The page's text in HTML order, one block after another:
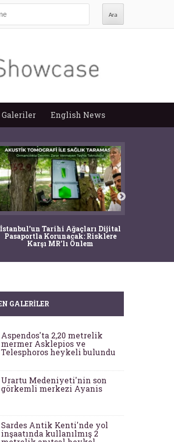
Galeriler English News
İstanbul'un Tarihi Ağaçları Dijital
Pasaportla Korunacak: Risklere
Karşı MR'lı Önlem
GALERILER
Aspendos'ta 2,20 metrelik
mermer Asklepios ve
Telesphoros heykeli bulundu
Urartu Medeniyeti'nin son
görkemli merkezi Ayanis
Sardes Antik Kenti'nde yol
inşaatında kullanılmış 2